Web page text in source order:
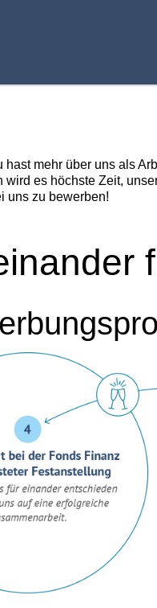
mehr über uns als
es höchste Zeit,
uns zu bewerben!